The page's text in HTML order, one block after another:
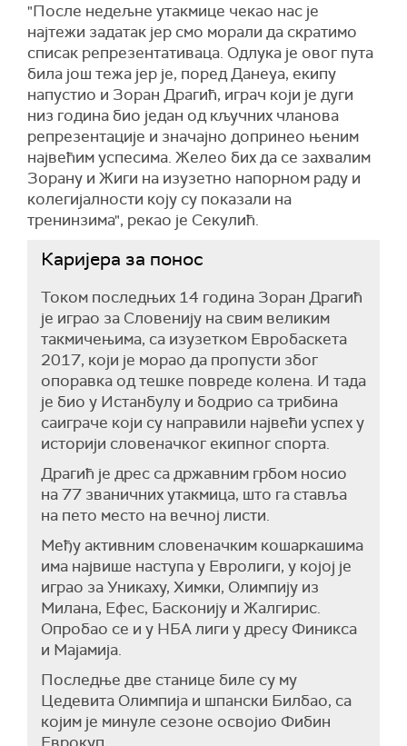
"После недељне утакмице чекао нас је
најтежи задатак јер смо морали да скратимо
списак репрезентативаца. Одлука је овог пута
била још тежа јер је, поред Данеуа, екипу
напустио и Зоран Драгић, играч који је дуги
низ година био један од кључних чланова
репрезентације и значајно допринео њеним
највећим успесима. Желео бих да се захвалим
Зорану и Жиги на изузетно напорном раду и
колегијалности коју су показали на
тренинзима", рекао је Секулић.
Каријера за понос
Током последњих 14 година Зоран Драгић
је играо за Словенију на свим великим
такмичењима, са изузетком Евробаскета
2017, који је морао да пропусти због
опоравка од тешке повреде колена. И тада
је био у Истанбулу и бодрио са трибина
саиграче који су направили највећи успех у
историји словеначког екипног спорта.
Драгић је дрес са државним грбом носио
на 77 званичних утакмица, што га ставља
на пето место на вечној листи.
Међу активним словеначким кошаркашима
има највише наступа у Евролиги, у којој је
играо за Уникаху, Химки, Олимпију из
Милана, Ефес, Басконију и Жалгирис.
Опробао се и у НБА лиги у дресу Финикса
и Мајамија.
Последње две станице биле су му
Цедевита Олимпија и шпански Билбао, са
којим је минуле сезоне освојио Фибин